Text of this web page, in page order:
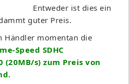
Entweder ist dies ein
guter Preis.
Händler momentan die
Speed SDHC
(20MB/s) zum Preis von